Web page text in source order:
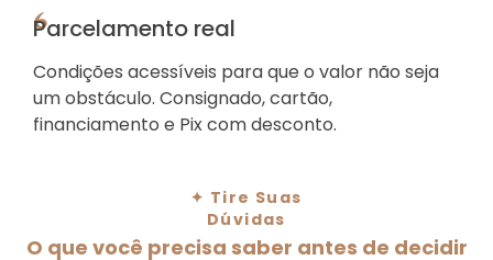
6
Parcelamento real
Condições acessíveis para que o valor não seja
um obstáculo. Consignado, cartão,
financiamento e Pix com desconto.
✦ Tire Suas
Dúvidas
O que você precisa saber antes de decidir